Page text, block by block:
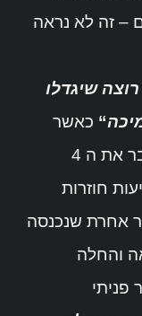
– זה לא נראה
שיגדלו
“ כאשר
השיא האישי של זאת לא עובר את ה 4
חוזרות
אחרת שנכנסה
והחלה